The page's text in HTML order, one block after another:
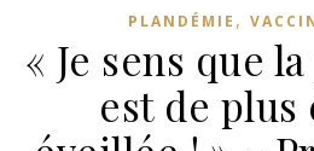
PLANDÉMIE ,
« Je sens que
est de plus